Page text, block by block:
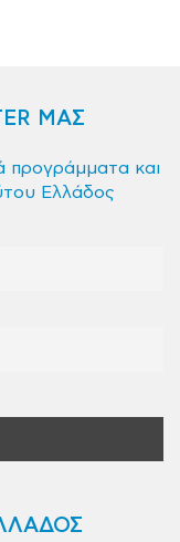
ΜΑΣ
προγράμματα και
Ελλάδος